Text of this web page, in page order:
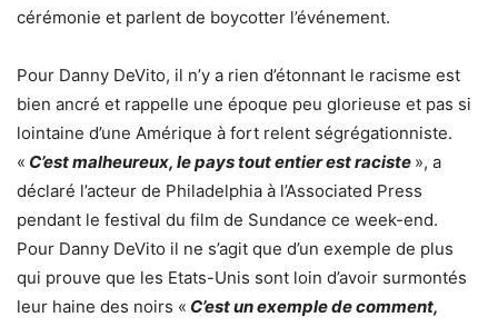
cérémonie et parlent de boycotter l’événement.
Pour Danny DeVito, il n’y a rien d’étonnant le racisme est
bien ancré et rappelle une époque peu glorieuse et pas si
lointaine d’une Amérique à fort relent ségrégationniste.
« C’est malheureux, le pays tout entier est raciste », a
déclaré l’acteur de Philadelphia à l’Associated Press
pendant le festival du film de Sundance ce week-end.
Pour Danny DeVito il ne s’agit que d’un exemple de plus
qui prouve que les Etats-Unis sont loin d’avoir surmontés
leur haine des noirs « C’est un exemple de comment,